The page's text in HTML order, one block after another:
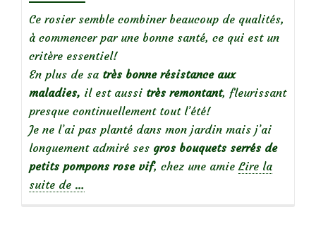
Ce rosier semble combiner beaucoup de qualités,
à commencer par une bonne santé, ce qui est un
critère essentiel!
En plus de sa très bonne résistance aux
maladies, il est aussi très remontant, fleurissant
presque continuellement tout l’été!
Je ne l’ai pas planté dans mon jardin mais j’ai
longuement admiré ses gros bouquets serrés de
petits pompons rose vif, chez une amie Lire la
suite de …